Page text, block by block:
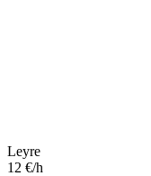
Leyre
12 €/h